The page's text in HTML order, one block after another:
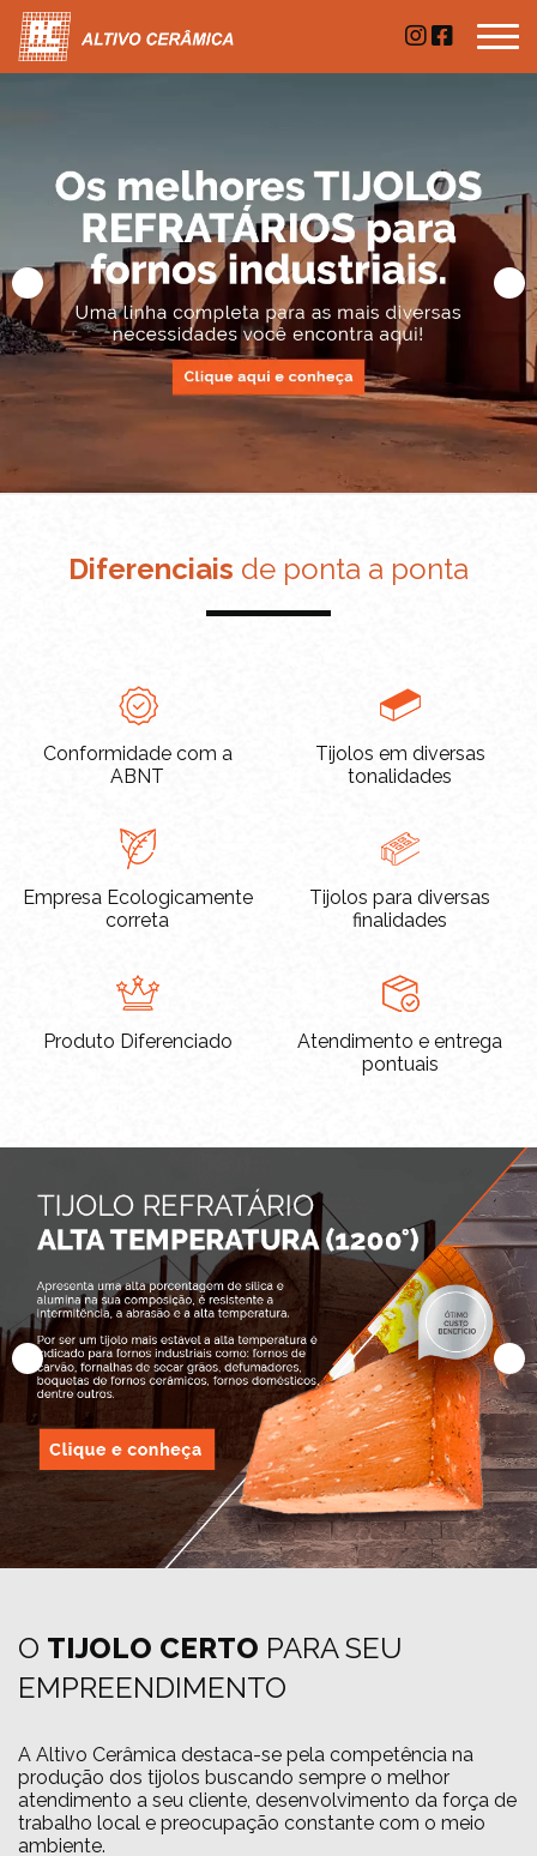
Diferenciais de ponta a ponta
Conformidade com a
ABNT
Tijolos em diversas
tonalidades
Empresa Ecologicamente
correta
Tijolos para diversas
finalidades
Produto Diferenciado
Atendimento e entrega
pontuais
O TIJOLO CERTO PARA SEU
EMPREENDIMENTO
A Altivo Cerâmica destaca-se pela competência na
produção dos tijolos buscando sempre o melhor
atendimento a seu cliente, desenvolvimento da força de
trabalho local e preocupação constante com o meio
ambiente.